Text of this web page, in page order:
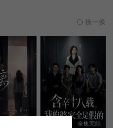
换一换
全集完结